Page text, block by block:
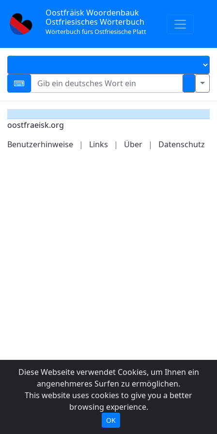
Oostfräisk Woordenbauk
Ostfriesisches Wörterbuch
Wörterbuch fürs Ostfriesische Platt
oostfraeisk.org
Benutzerhinweise
| Links | Über | Datenschutz
Diese Webseite verwendet Cookies, um Ihnen ein
angenehmeres Surfen zu ermöglichen.
This website uses cookies to give you a better
browsing experience.
OK